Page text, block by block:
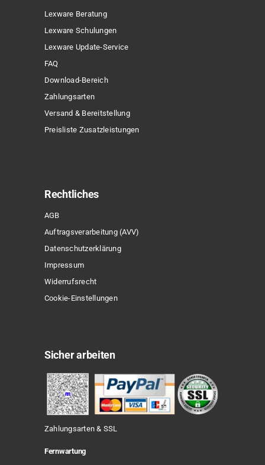
Lexware Beratung
Lexware Schulungen
Lexware Update-Service
FAQ
Download-Bereich
Zahlungsarten
Versand & Bereitstellung
Preisliste Zusatzleistungen
Rechtliches
AGB
Auftragsverarbeitung (AVV)
Datenschutzerklärung
Impressum
Widerrufsrecht
Cookie-Einstellungen
Sicher arbeiten
Zahlungsarten & SSL
Fernwartung